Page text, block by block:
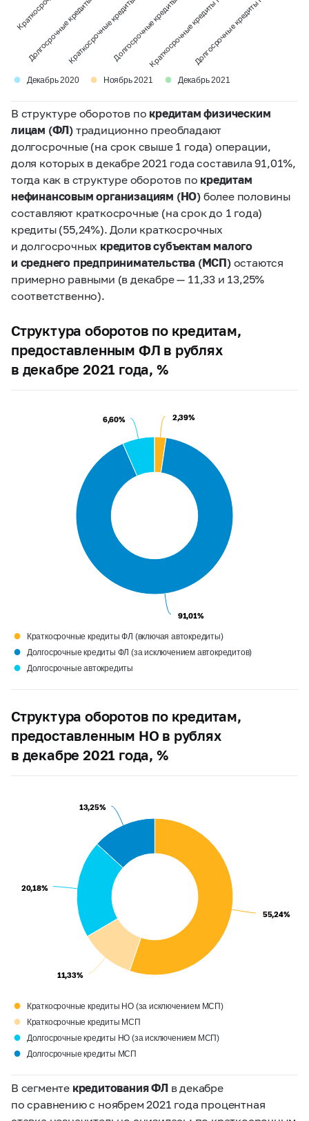
Долгосрочные кредиты ФЛКраткосрочные кредиты НОДолгосрочные кредиты НО
Краткосрочные кредиты МСП
Долгосрочные кредиты МСП
● Декабрь 2020 ● Ноябрь 2021 ● Декабрь 2021
В структуре оборотов по кредитам физическим
лицам (ФЛ) традиционно преобладают
долгосрочные (на срок свыше 1 года) операции,
доля которых в декабре 2021 года составила 91,01%,
тогда как в структуре оборотов по кредитам
нефинансовым организациям (НО) более половины
составляют краткосрочные (на срок до 1 года)
кредиты (55,24%). Доли краткосрочных
и долгосрочных кредитов субъектам малого
и среднего предпринимательства (МСП)остаются
примерно равными (в декабре — 11,33 и 13,25%
соответственно).
Структура оборотов по кредитам,
предоставленным ФЛ в рублях
в декабре 2021 года, %
2,39%
2,39%
91,01%
91,01%
6,60%
6,60%
● Краткосрочные кредиты ФЛ (включая автокредиты)
● Долгосрочные кредиты ФЛ (за исключением автокредитов)
● Долгосрочные автокредиты
Структура оборотов по кредитам,
предоставленным НО в рублях
в декабре 2021 года, %
55,24%
55,24%
11,33%
11,33%
20,18%
20,18%
13,25%
13,25%
● Краткосрочные кредиты НО (за исключением МСП)
● Краткосрочные кредиты МСП
● Долгосрочные кредиты НО (за исключением МСП)
● Долгосрочные кредиты МСП
В сегменте кредитования ФЛв декабре
по сравнению с ноябрем 2021 года процентная